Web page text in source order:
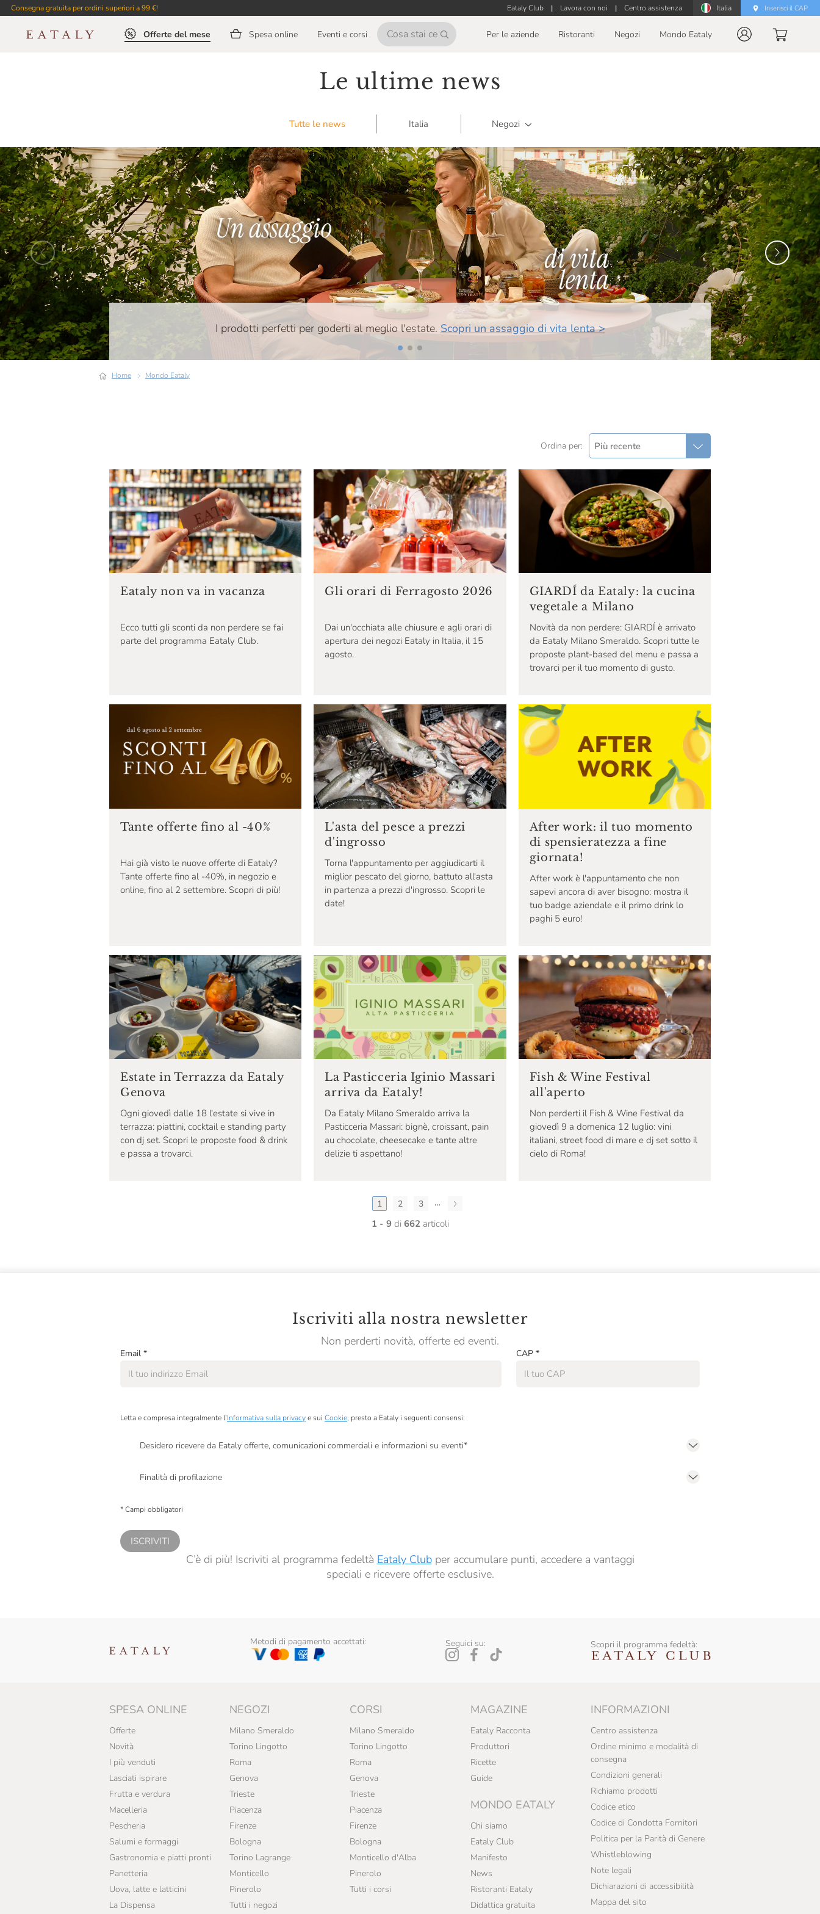
Consegna gratuita per ordini superiori a 99 €! Eataly Club | Lavora con noi | Centro assistenza Italia Inserisci il CAP
Offerte del mese Spesa online Eventi e corsi Per le aziende Ristoranti Negozi Mondo Eataly
Le ultime news
Tutte le news Italia Negozi
I prodotti perfetti per goderti al meglio l'estate. Scopri un assaggio di vita lenta >
Home Mondo Eataly
Ordina per: Più recente
Eataly non va in vacanza
Ecco tutti gli sconti da non perdere se fai
parte del programma Eataly Club.
Gli orari di Ferragosto 2026
Dai un'occhiata alle chiusure e agli orari di
apertura dei negozi Eataly in Italia, il 15
agosto.
GIARDÍ da Eataly: la cucina
vegetale a Milano
Novità da non perdere: GIARDÍ è arrivato
da Eataly Milano Smeraldo. Scopri tutte le
proposte plant-based del menu e passa a
trovarci per il tuo momento di gusto.
Tante offerte fino al -40%
Hai già visto le nuove offerte di Eataly?
Tante offerte fino al -40%, in negozio e
online, fino al 2 settembre. Scopri di più!
L'asta del pesce a prezzi
d'ingrosso
Torna l'appuntamento per aggiudicarti il
miglior pescato del giorno, battuto all'asta
in partenza a prezzi d'ingrosso. Scopri le
date!
After work: il tuo momento
di spensieratezza a fine
giornata!
After work è l'appuntamento che non
sapevi ancora di aver bisogno: mostra il
tuo badge aziendale e il primo drink lo
paghi 5 euro!
Estate in Terrazza da Eataly
Genova
Ogni giovedì dalle 18 l'estate si vive in
terrazza: piattini, cocktail e standing party
con dj set. Scopri le proposte food & drink
e passa a trovarci.
La Pasticceria Iginio Massari
arriva da Eataly!
Da Eataly Milano Smeraldo arriva la
Pasticceria Massari: bignè, croissant, pain
au chocolate, cheesecake e tante altre
delizie ti aspettano!
Fish & Wine Festival
all'aperto
Non perderti il Fish & Wine Festival da
giovedì 9 a domenica 12 luglio: vini
italiani, street food di mare e dj set sotto il
cielo di Roma!
1 2 3 …
1 - 9di 662articoli
Iscriviti alla nostra newsletter
Non perderti novità, offerte ed eventi.
Email * CAP *
Letta e compresa integralmente l’Informativa sulla privacye sui Cookie, presto a Eataly i seguenti consensi:
Desidero ricevere da Eataly offerte, comunicazioni commerciali e informazioni su eventi*
Finalità di profilazione
* Campi obbligatori
ISCRIVITI
C’è di più! Iscriviti al programma fedeltà Eataly Clubper accumulare punti, accedere a vantaggi
speciali e ricevere offerte esclusive.
Metodi di pagamento accettati: Seguici su: Scopri il programma fedeltà:
SPESA ONLINE
Offerte
Novità
I più venduti
Lasciati ispirare
Frutta e verdura
Macelleria
Pescheria
Salumi e formaggi
Gastronomia e piatti pronti
Panetteria
Uova, latte e latticini
La Dispensa
NEGOZI
Milano Smeraldo
Torino Lingotto
Roma
Genova
Trieste
Piacenza
Firenze
Bologna
Torino Lagrange
Monticello
Pinerolo
Tutti i negozi
CORSI
Milano Smeraldo
Torino Lingotto
Roma
Genova
Trieste
Piacenza
Firenze
Bologna
Monticello d'Alba
Pinerolo
Tutti i corsi
MAGAZINE
Eataly Racconta
Produttori
Ricette
Guide
MONDO EATALY
Chi siamo
Eataly Club
Manifesto
News
Ristoranti Eataly
Didattica gratuita
INFORMAZIONI
Centro assistenza
Ordine minimo e modalità di
consegna
Condizioni generali
Richiamo prodotti
Codice etico
Codice di Condotta Fornitori
Politica per la Parità di Genere
Whistleblowing
Note legali
Dichiarazioni di accessibilità
Mappa del sito